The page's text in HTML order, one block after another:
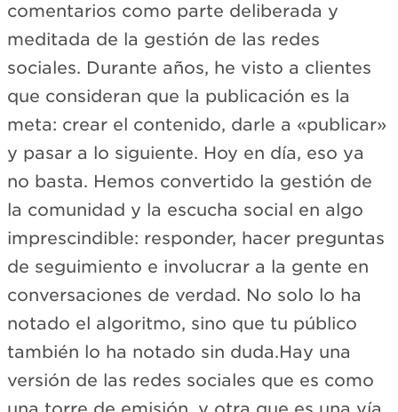
comentarios como parte deliberada y
meditada de la gestión de las redes
sociales. Durante años, he visto a clientes
que consideran que la publicación es la
meta: crear el contenido, darle a «publicar»
y pasar a lo siguiente. Hoy en día, eso ya
no basta. Hemos convertido la gestión de
la comunidad y la escucha social en algo
imprescindible: responder, hacer preguntas
de seguimiento e involucrar a la gente en
conversaciones de verdad. No solo lo ha
notado el algoritmo, sino que tu público
también lo ha notado sin duda.Hay una
versión de las redes sociales que es como